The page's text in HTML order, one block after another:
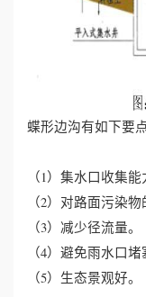
蝶形边沟有如下要点
（1）集水口收集能
（2）对路面污染物
（3）减少径流量。
（4）避免雨水口
（5）生态景观好。